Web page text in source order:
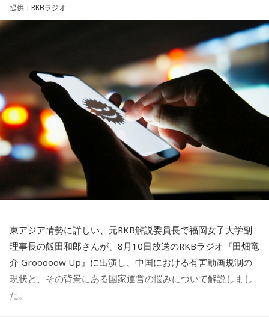
そして、生放送で聴いていると、番組6年にちなんで現金6万
円があたる特別企画も実施予定。連日、豪華ゲストが登場す
る8月24日(月)からの『ナイツ ザ・ラジオショー』の特別企画
「番組丸6年！ゲスト6人夏物語～現金6万円もあたる！～」
をお聴き逃しなく。
ニッポン放送「ナイツ ザ・ラジオショー」 『番組丸6年！
ゲスト6人夏物語～現金6万円もあたる！～』
■放送日時：8月24日（月）～8月27日（木） 13時～15時
■出演者：
8月24日（月）ナイツ、平野ノラ ＜ゲスト＞中山秀征、鈴
木保奈美
8月25日（火）ナイツ、山﨑ケイ（相席スタート） ＜ゲス
ト＞野呂佳代
提供：RKBラジオ
東アジア情勢に詳しい、元RKB解説委員長で福岡女子大学副
理事長の飯田和郎さんが、8月10日放送のRKBラジオ『田畑竜
介 Grooooow Up』に出演し、中国における有害動画規制の
現状と、その背景にある国家運営の悩みについて解説しまし
た。